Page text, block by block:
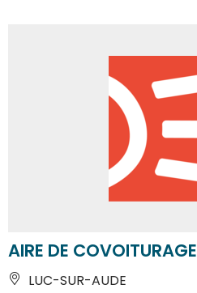
AIRE DE COVOITURAGE
LUC-SUR-AUDE